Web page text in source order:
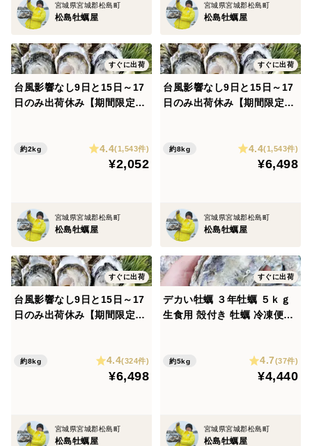
宮城県宮城郡松島町
松島牡蠣屋
宮城県宮城郡松島町
松島牡蠣屋
すぐに出荷
台風影響なし9日と15日～17
日のみ出荷休み【期間限定1
粒）牡蛎 殻付き牡蛎 kaki カ
キ 松島牡蠣屋 BBQに最適！
約2kg 4.4(1,543件)
¥2,052
宮城県宮城郡松島町
松島牡蠣屋
すぐに出荷
台風影響なし9日と15日～17
日のみ出荷休み【期間限定1
牡蠣 牡蛎 殻付き牡蛎 kaki カ
キ 松島牡蠣屋 生牡蠣オイス
約8kg 4.4(1,543件)
¥6,498
宮城県宮城郡松島町
松島牡蠣屋
すぐに出荷
台風影響なし9日と15日～17
日のみ出荷休み【期間限定1
牡蠣 牡蛎 殻付き牡蛎 kaki カ
キ 松島牡蠣屋 BBQに最適🔥
約8kg 4.4(324件)
¥6,498
宮城県宮城郡松島町
松島牡蠣屋
すぐに出荷
デカい牡蠣 ３年牡蠣 ５ｋｇ
生食用 殻付き 牡蠣 冷凍便！
冷凍牡蠣 貝 貝類
約5kg 4.7(37件)
¥4,440
宮城県宮城郡松島町
松島牡蠣屋